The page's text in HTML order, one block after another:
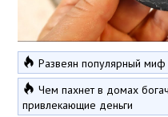
Развеян популярный миф
Чем пахнет в домах
привлекающие деньги